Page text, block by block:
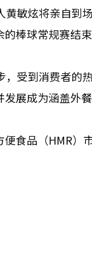
敏炫将亲自到
棒球常规赛结束
受到消费者的
展成为涵盖外
食品（HMR）